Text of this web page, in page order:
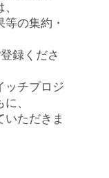
の集約・
録くださ
ッチプロジ
、
いただきま